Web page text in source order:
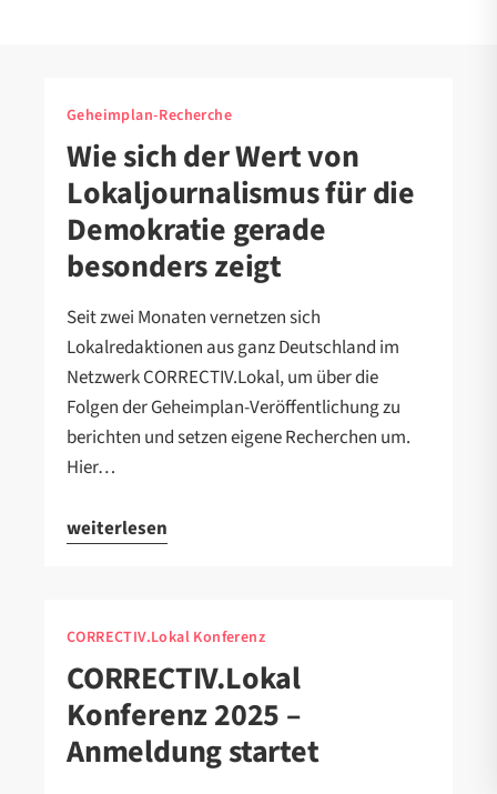
Geheimplan-Recherche
Wie sich der Wert von
Lokaljournalismus für die
Demokratie gerade
besonders zeigt
Seit zwei Monaten vernetzen sich
Lokalredaktionen aus ganz Deutschland im
Netzwerk CORRECTIV.Lokal, um über die
Folgen der Geheimplan-Veröffentlichung zu
berichten und setzen eigene Recherchen um.
Hier…
weiterlesen
CORRECTIV.Lokal Konferenz
CORRECTIV.Lokal
Konferenz 2025 –
Anmeldung startet